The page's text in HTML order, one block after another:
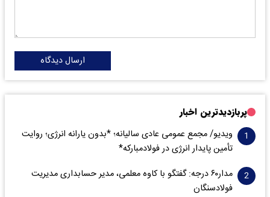
ارسال دیدگاه
پربازدیدترین اخبار
ویدیو/ مجمع عمومی عادی سالیانه؛ *بدون یارانه انرژی؛ روایت
تأمین پایدار انرژی در فولادمبارکه*
مدار‌۶٠ درجه: گفتگو با کاوه معلمی، مدیر حسابداری مدیریت
فولادسنگان